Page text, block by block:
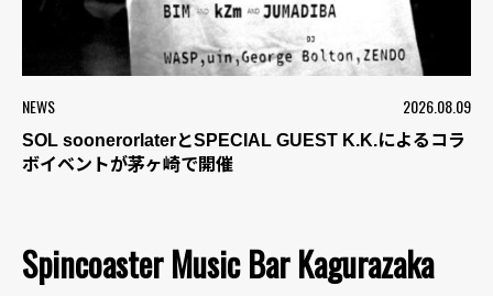
NEWS 2026.08.09
SOL soonerorlaterとSPECIAL GUEST K.K.によるコラ
ボイベントが茅ヶ崎で開催
Spincoaster Music Bar Kagurazaka